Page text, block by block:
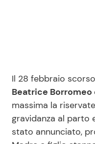
News Spettacolo
Benessere
Il 28 febbraio
Beatrice Borromeo
massima la
gravidanza al parto
stato annunciato,